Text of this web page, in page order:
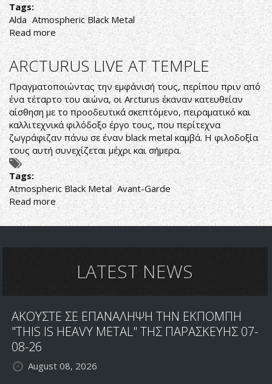
Tags:
Alda Atmospheric Black Metal
Read more about
ALDA
-
ΣΕ
ΕΥΡΩΠΑΪΚΗ
ΠΕΡΙΟΔΕΙΑ
ΤΟ
2018
ARCTURUS LIVE AT TEMPLE
Πραγματοποιώντας την εμφάνισή τους, περίπου πριν από
ένα τέταρτο του αιώνα, οι Arcturus έκαναν κατευθείαν
αίσθηση με το προοδευτικά σκεπτόμενο, πειραματικό και
καλλιτεχνικά φιλόδοξο έργο τους, που περίτεχνα
ζωγράφιζαν πάνω σε έναν black metal καμβά. Η φιλοδοξία
τους αυτή συνεχίζεται μέχρι και σήμερα.
Tags:
Atmospheric Black Metal Avant-Garde
Read more about
ARCTURUS
LIVE
LATEST NEWS
ΑΚΟΥΣΤΕ ΣΕ ΕΠΑΝΑΛΗΨΗ ΤΗΝ ΕΚΠΟΜΠΗ
"THIS IS HEAVY METAL" ΤΗΣ ΠΑΡΑΣΚΕΥΗΣ 07-
08-26
August 08, 2026